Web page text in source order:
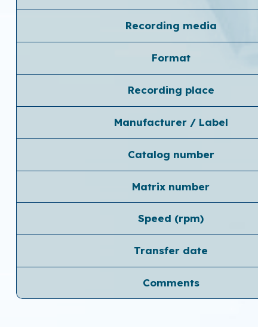
Recording media
Format
Recording place
Manufacturer / Label
Catalog number
Matrix number
Speed ​​(rpm)
Transfer date
Comments